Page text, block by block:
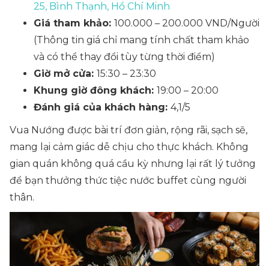
25, Bình Thạnh, Hồ Chí Minh
Giá tham khảo: 100.000 – 200.000 VND/Người
(Thông tin giá chỉ mang tính chất tham khảo
và có thể thay đổi tùy từng thời điểm)
Giờ mở cửa: 15:30 – 23:30
Khung giờ đông khách: 19:00 – 20:00
Đánh giá của khách hàng: 4,1/5
Vua Nướng được bài trí đơn giản, rộng rãi, sạch sẽ,
mang lại cảm giác dễ chịu cho thực khách. Không
gian quán không quá cầu kỳ nhưng lại rất lý tưởng
để bạn thưởng thức tiệc nước buffet cùng người
thân.